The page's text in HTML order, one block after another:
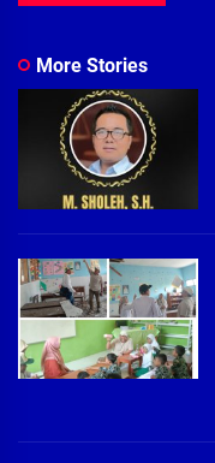
More Stories